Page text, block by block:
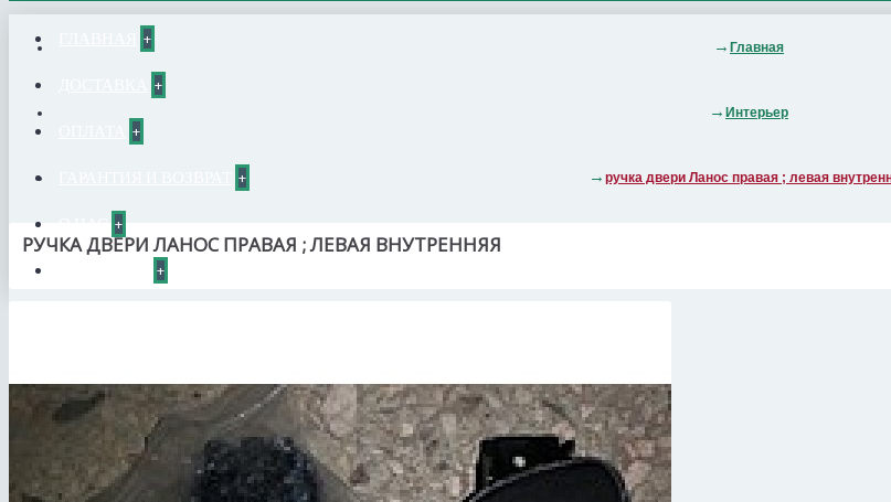
+
+
+
+
+
+
Главная
Интерьер
ручка двери Ланос правая ; левая
РУЧКА ДВЕРИ ЛАНОС ПРАВАЯ ; ЛЕВАЯ ВНУТРЕННЯЯ